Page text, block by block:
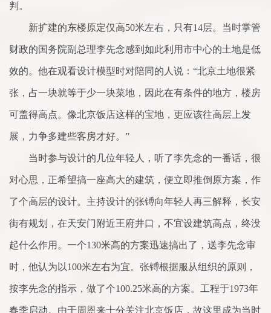
判。
新扩建的东楼原定仅高50米左右，只有14层。当时掌管
财政的国务院副总理李先念感到如此利用市中心的土地是低
效的。他在观看设计模型时对陪同的人说：“北京土地很紧
张，占一块就等于少一块菜地，因此在有条件的地方，楼房
可盖得高点。像北京饭店这样的宝地，更应该往高层上发
展，力争多建些客房才好。”
当时参与设计的几位年轻人，听了李先念的一番话，很
对心思，正希望搞一座高大的建筑，便立即推倒原方案，作
了个高层的设计。主持设计的张镈向年轻人再三解释，长安
街有规划，在天安门附近王府井口，不宜设建筑高点，终没
起什么作用。一个130米高的方案迅速搞出了，送李先念审
时，他认为以100米左右为宜。张镈根据服从组织的原则，
按李先念的指示，做了个100.25米高的方案。工程于1973年
春季启动。由于周恩来十分关注北京饭店，故这里成为当时